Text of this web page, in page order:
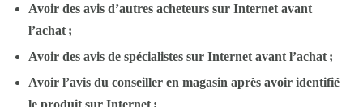
Avoir des avis d’autres acheteurs sur Internet avant
l’achat ;
Avoir des avis de spécialistes sur Internet avant l’achat ;
Avoir l’avis du conseiller en magasin après avoir identifié
le produit sur Internet ;